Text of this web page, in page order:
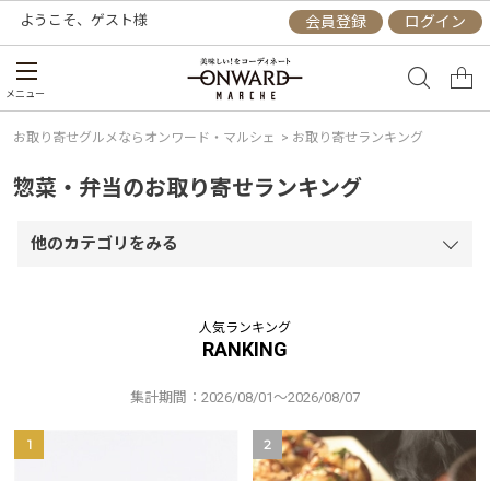
ようこそ、 ゲスト様 会員登録 ログイン
メニュー
お取り寄せグルメならオンワード・マルシェ > お取り寄せランキング
惣菜・弁当のお取り寄せランキング
他のカテゴリをみる
人気ランキング
RANKING
集計期間：2026/08/01～2026/08/07
1 2